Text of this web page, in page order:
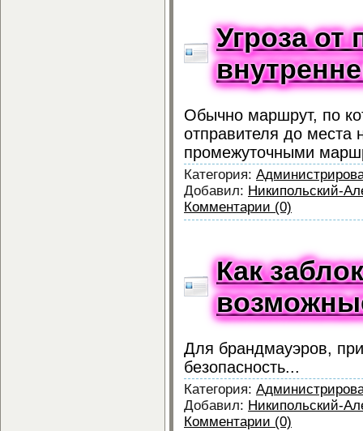
Угроза от
Обычно маршрут, по
отправителя до места
промежуточными
Категория:
Добавил: Никипольский-
Комментарии (0)
Как
Для брандмауэров,
безопасность...
Категория:
Добавил: Никипольский-
Комментарии (0)